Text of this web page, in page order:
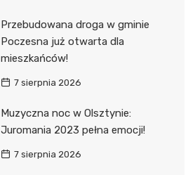
Przebudowana droga w gminie
Poczesna już otwarta dla
mieszkańców!
7 sierpnia 2026
Muzyczna noc w Olsztynie:
Juromania 2023 pełna emocji!
7 sierpnia 2026